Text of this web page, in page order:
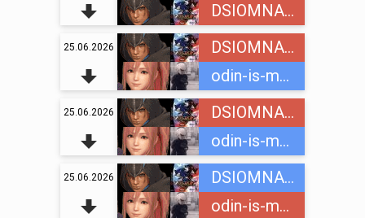
DSIOMNAINC
25.06.2026
DSIOMNAINC
odin-is-mnogih
25.06.2026
DSIOMNAINC
odin-is-mnogih
25.06.2026
DSIOMNAINC
odin-is-mnogih